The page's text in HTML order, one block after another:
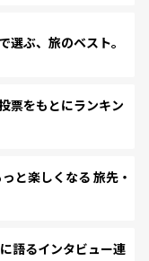
ぶ、旅のベスト。
票をもとにランキン
と楽しくなる 旅先・
語るインタビュー連